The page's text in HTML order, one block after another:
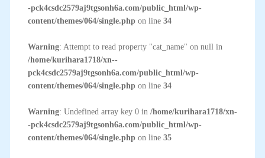
-pck4csdc2579aj9tgsonh6a.com/public_html/wp-
content/themes/064/single.phpon line 34
Warning: Attempt to read property "cat_name" on null in
/home/kurihara1718/xn--
pck4csdc2579aj9tgsonh6a.com/public_html/wp-
content/themes/064/single.phpon line 34
Warning: Undefined array key 0 in /home/kurihara1718/xn-
-pck4csdc2579aj9tgsonh6a.com/public_html/wp-
content/themes/064/single.phpon line 35